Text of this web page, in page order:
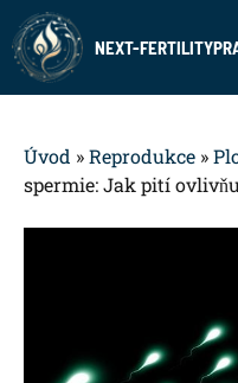
Přeskočit
na
obsah
NEXT-
Úvod »Reprodukce »
spermie: Jak pití